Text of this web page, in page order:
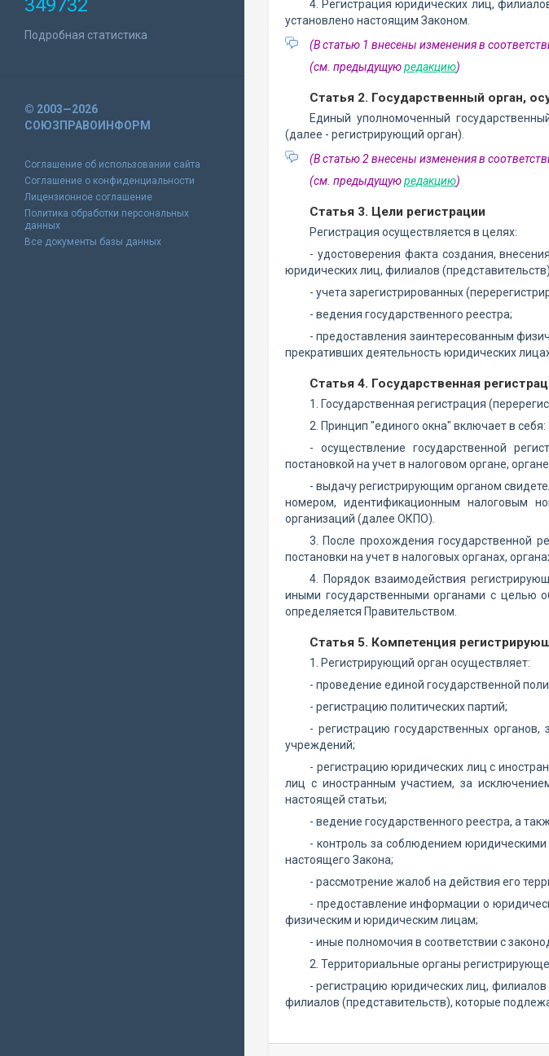
349732
Подробная статистика
© 2003—2026
СОЮЗПРАВОИНФОРМ
Соглашение об использовании сайта
Соглашение о конфиденциальности
Лицензионное соглашение
Политика обработки персональных
данных
Все документы базы данных
4. Регистрация юридических лиц,
установлено настоящим Законом.
(В статью 1 внесены изменения в
(см. предыдущуюредакцию)
Статья 2. Государственный орган,
Единый уполномоченный
(далее - регистрирующий орган).
(В статью 2 внесены изменения в
(см. предыдущуюредакцию)
Статья 3. Цели регистрации
Регистрация осуществляется в целях:
- удостоверения факта создания,
юридических лиц, филиалов
- учета зарегистрированных
- ведения государственного реестра;
- предоставления заинтересованным
прекративших деятельность юридических
Статья 4. Государственная
1. Государственная регистрация
2. Принцип "единого окна" включает в себя:
- осуществление государственной
постановкой на учет в налоговом органе,
- выдачу регистрирующим органом
номером, идентификационным налоговым
организаций (далее ОКПО).
3. После прохождения государственной
постановки на учет в налоговых органах,
4. Порядок взаимодействия
иными государственными органами с целью
определяется Правительством.
Статья 5. Компетенция
1. Регистрирующий орган осуществляет:
- проведение единой государственной
- регистрацию политических партий;
- регистрацию государственных
учреждений;
- регистрацию юридических лиц с
лиц с иностранным участием, за
настоящей статьи;
- ведение государственного реестра, а
- контроль за соблюдением
настоящего Закона;
- рассмотрение жалоб на действия его
- предоставление информации о
физическим и юридическим лицам;
- иные полномочия в соответствии с
2. Территориальные органы
- регистрацию юридических лиц,
филиалов (представительств), которые